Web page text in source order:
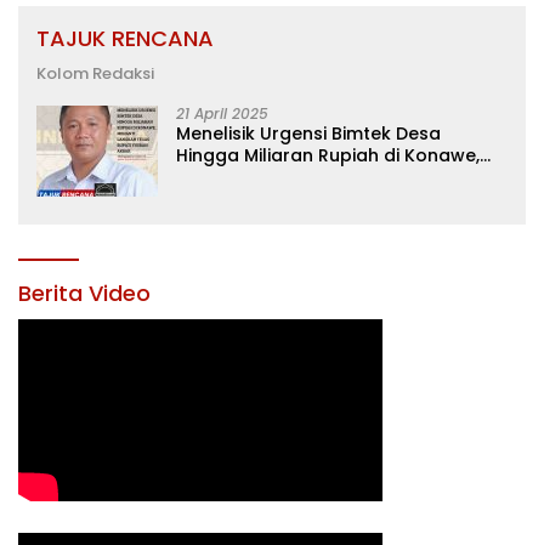
TAJUK RENCANA
Kolom Redaksi
21 April 2025
Menelisik Urgensi Bimtek Desa
Hingga Miliaran Rupiah di Konawe,
Berita Video